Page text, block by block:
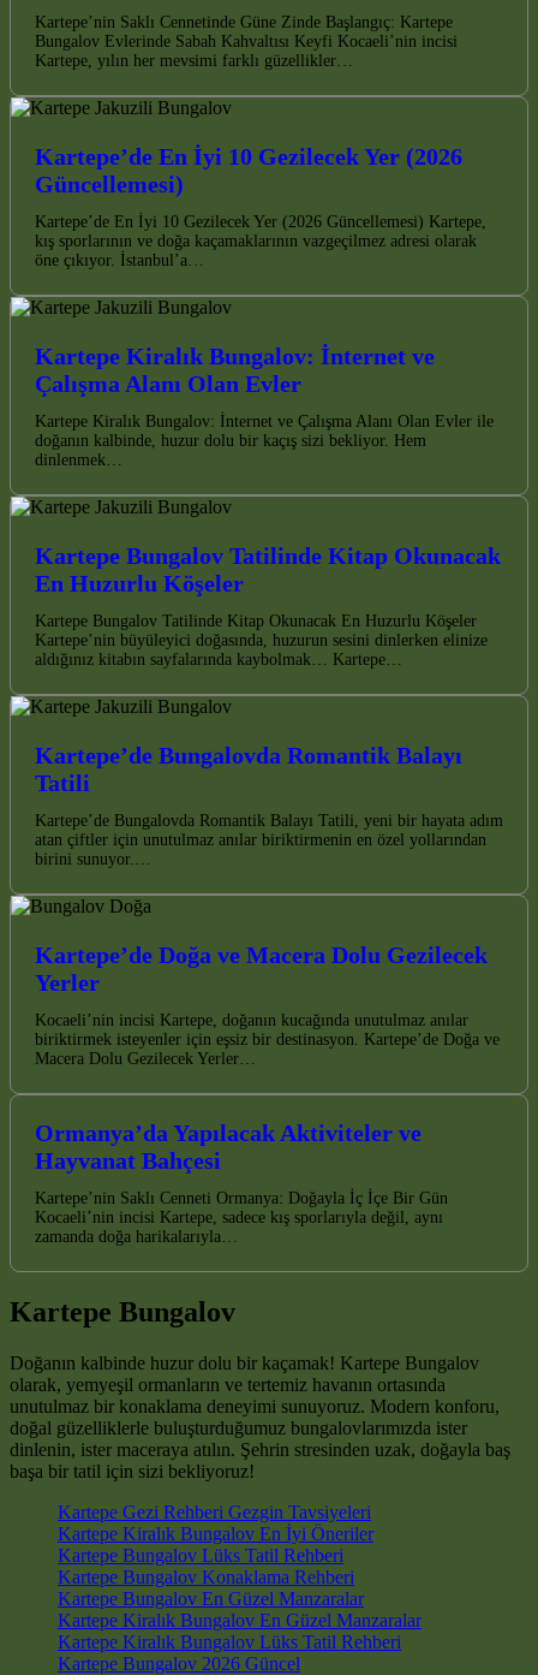
Kartepe’nin Saklı Cennetinde Güne Zinde Başlangıç: Kartepe
Bungalov Evlerinde Sabah Kahvaltısı Keyfi Kocaeli’nin incisi
Kartepe, yılın her mevsimi farklı güzellikler…
Kartepe’de En İyi 10 Gezilecek Yer (2026
Güncellemesi)
Kartepe’de En İyi 10 Gezilecek Yer (2026 Güncellemesi) Kartepe,
kış sporlarının ve doğa kaçamaklarının vazgeçilmez adresi olarak
öne çıkıyor. İstanbul’a…
Kartepe Kiralık Bungalov: İnternet ve
Çalışma Alanı Olan Evler
Kartepe Kiralık Bungalov: İnternet ve Çalışma Alanı Olan Evler ile
doğanın kalbinde, huzur dolu bir kaçış sizi bekliyor. Hem
dinlenmek…
Kartepe Bungalov Tatilinde Kitap Okunacak
En Huzurlu Köşeler
Kartepe Bungalov Tatilinde Kitap Okunacak En Huzurlu Köşeler
Kartepe’nin büyüleyici doğasında, huzurun sesini dinlerken elinize
aldığınız kitabın sayfalarında kaybolmak… Kartepe…
Kartepe’de Bungalovda Romantik Balayı
Tatili
Kartepe’de Bungalovda Romantik Balayı Tatili, yeni bir hayata adım
atan çiftler için unutulmaz anılar biriktirmenin en özel yollarından
birini sunuyor.…
Kartepe’de Doğa ve Macera Dolu Gezilecek
Yerler
Kocaeli’nin incisi Kartepe, doğanın kucağında unutulmaz anılar
biriktirmek isteyenler için eşsiz bir destinasyon. Kartepe’de Doğa ve
Macera Dolu Gezilecek Yerler…
Ormanya’da Yapılacak Aktiviteler ve
Hayvanat Bahçesi
Kartepe’nin Saklı Cenneti Ormanya: Doğayla İç İçe Bir Gün
Kocaeli’nin incisi Kartepe, sadece kış sporlarıyla değil, aynı
zamanda doğa harikalarıyla…
Kartepe Bungalov
Doğanın kalbinde huzur dolu bir kaçamak! Kartepe Bungalov
olarak, yemyeşil ormanların ve tertemiz havanın ortasında
unutulmaz bir konaklama deneyimi sunuyoruz. Modern konforu,
doğal güzelliklerle buluşturduğumuz bungalovlarımızda ister
dinlenin, ister maceraya atılın. Şehrin stresinden uzak, doğayla baş
başa bir tatil için sizi bekliyoruz!
Kartepe Gezi Rehberi Gezgin Tavsiyeleri
Kartepe Kiralık Bungalov En İyi Öneriler
Kartepe Bungalov Lüks Tatil Rehberi
Kartepe Bungalov Konaklama Rehberi
Kartepe Bungalov En Güzel Manzaralar
Kartepe Kiralık Bungalov En Güzel Manzaralar
Kartepe Kiralık Bungalov Lüks Tatil Rehberi
Kartepe Bungalov 2026 Güncel